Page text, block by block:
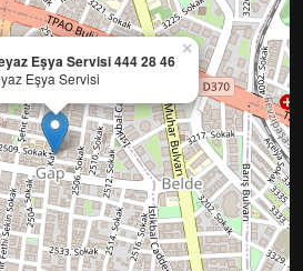
Eşya Servisi 444 28 46
Eşya Servisi
×